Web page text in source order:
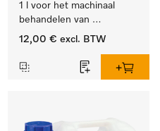
1 l voor het machinaal
behandelen van
tandheelkundige- en
12,00 € excl. BTW